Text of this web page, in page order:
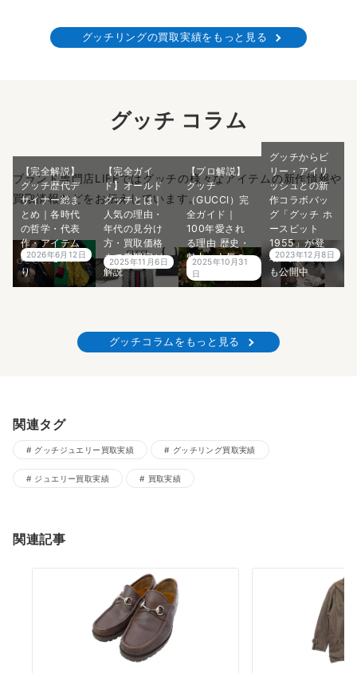
グッチリングの買取実績をもっと見る
グッチ コラム
ブランド専門店LIFEではグッチの様々なアイテムの新作情報や
買取情報などをお伝えしています。
【完全解説】
グッチ歴代デ
ザイナー総ま
とめ｜各時代
の哲学・代表
作・アイテム
の価値を深掘
り
2026年6月12日
【完全ガイ
ド】オールド
グッチとは｜
人気の理由・
年代の見分け
方・買取価格
まで専門家が
解説
2025年11月6日
【プロ解説】
グッチ
（GUCCI）完
全ガイド｜
100年愛され
る理由 歴史・
魅力・人気の
秘密をご紹介
2025年10月31
日
グッチからビ
リー・アイリ
ッシュとの新
作コラボバッ
グ「グッチ ホ
ースビット
1955」が登
場！買取価格
も公開中
2023年12月8日
グッチコラムをもっと見る
関連タグ
グッチジュエリー買取実績 グッチリング買取実績
ジュエリー買取実績 買取実績
関連記事